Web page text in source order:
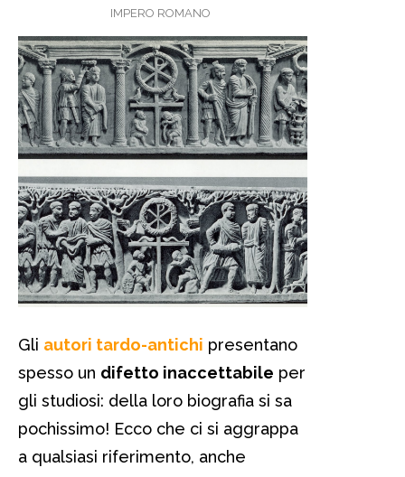
IMPERO ROMANO
Gli autori tardo-antichi presentano
spesso un difetto inaccettabile per
gli studiosi: della loro biografia si sa
pochissimo! Ecco che ci si aggrappa
a qualsiasi riferimento, anche